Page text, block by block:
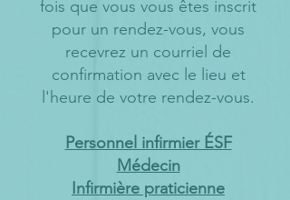
fois que vous vous êtes inscrit
pour un rendez-vous, vous
recevrez un courriel de
confirmation avec le lieu et
l'heure de votre rendez-vous.
Personnel infirmier ÉSF
Médecin
Infirmière praticienne